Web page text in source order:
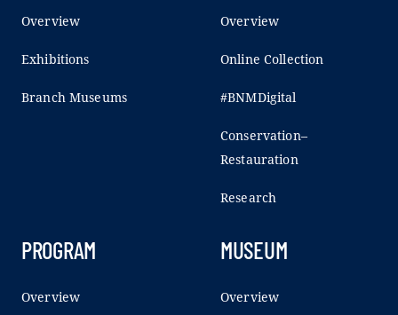
Overview
Exhibitions
Branch Museums
Overview
Online Collection
#BNMDigital
Conservation–
Restauration
Research
PROGRAM
Overview
MUSEUM
Overview